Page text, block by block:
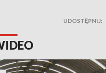
UDOSTĘPNIJ: